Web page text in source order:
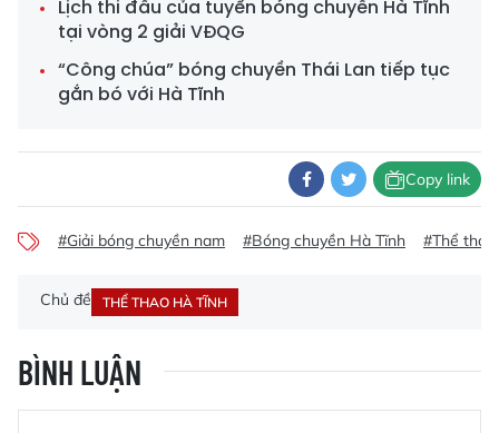
Lịch thi đấu của tuyển bóng chuyền Hà Tĩnh
tại vòng 2 giải VĐQG
“Công chúa” bóng chuyền Thái Lan tiếp tục
gắn bó với Hà Tĩnh
Copy link
#Giải bóng chuyền nam #Bóng chuyền Hà Tĩnh #Thể
Chủ đề THỂ THAO HÀ TĨNH
BÌNH LUẬN